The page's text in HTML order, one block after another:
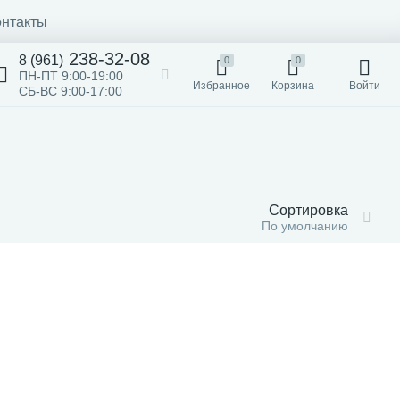
8 (961) 238-32-08
ПН-ПТ 9:00-19:00
СБ-ВС 9:00-17:00
0
Избранное
0
Корзина Войти
Сортировка
По умолчанию